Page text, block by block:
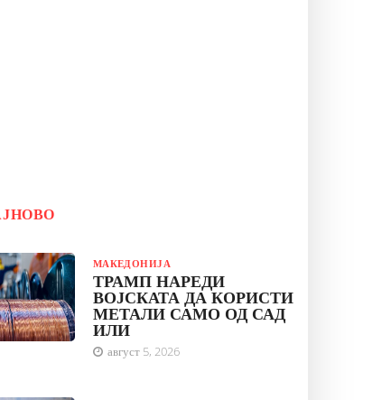
МАКЕДОНИЈА
ТРАМП НАРЕДИ
ВОЈСКАТА ДА КОРИСТИ
МЕТАЛИ САМО ОД САД
ИЛИ
август 5, 2026